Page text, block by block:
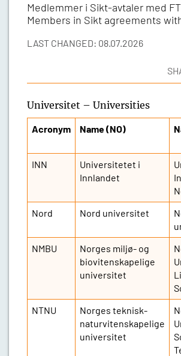
Medlemmer i Sikt-avtaler med
Members in Sikt agreements
LAST CHANGED: 08.07.2026
Universitet – Universities
Acronym Name (NO)
INN
Universitetet i
Innlandet
Nord Nord universitet
NMBU
Norges miljø- og
biovitenskapelige
universitet
NTNU
Norges teknisk-
naturvitenskapelige
universitet